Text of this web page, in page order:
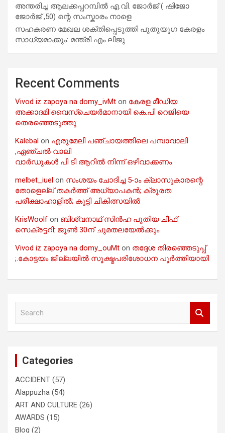
അന്തരിച്ച ആ​ല​ക്ക​പ്പ​റമ്പിൽ​ എ.​വി. ജോ​ർ​ജ് ( ഷിജോ
ജോർജ് ,50) ന്റെ സംസ്കാരം നാളെ
സഹകരണ മേഖല ശക്തിപ്പെടുത്തി പുതുയുഗ കേരളം
സാധ്യമാക്കും: മന്ത്രി എം ലിജു
Recent Comments
Vivod iz zapoya na domy_ivMt on കേരള മീഡിയ
അക്കാദമി വൈസ്ചെയർമാനായി കെ.പി റെജിയെ
തെരഞ്ഞെടുത്തു
Kalebal on എരുമേലി പഞ്ചായത്തിലെ പമ്പാവാലി
,ഏഞ്ചൽ വാലി
വാർഡുകൾ പി ടി ആറിൽ നിന്ന് ഒഴിവാക്കണം
melbet_iuel on സംശയം ചോദിച്ച 5-ാം ക്ലാസുകാരന്റെ
തോളെല്ല് തകർത്ത് അധ്യാപകൻ; ക്രൂരത
പരീക്ഷാഹാളിൽ; കുട്ടി ചികിത്സയിൽ
KrisWoolf on ബിശ്വനാഥ് സിൻഹ പുതിയ ചീഫ്
സെക്രട്ടറി: ജൂൺ 30ന് ചുമതലയേൽക്കും
Vivod iz zapoya na domy_ouMt on തദ്ദേശ തിരഞ്ഞെടുപ്പ്
;.കോട്ടയം ജില്ലയിൽ സൂക്ഷ്മപരിശോധന പൂർത്തിയായി
Categories
ACCIDENT (57)
Alappuzha (54)
ART AND CULTURE (26)
AWARDS (15)
Blog (2)